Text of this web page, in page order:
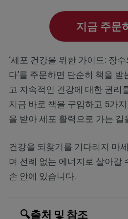
지금 주문
‘세포 건강을 위한 가이드: 장
다’를 주문하면 단순히 책을
고 지속적인 건강에 대한 권리
지금 바로 책을 구입하고 5가
을 받아 세포 활력으로 가는 길
건강을 되찾기를 기다리지 마
며 전례 없는 에너지로 살아갈
손 안에 있습니다.
🔍출처 및 참조